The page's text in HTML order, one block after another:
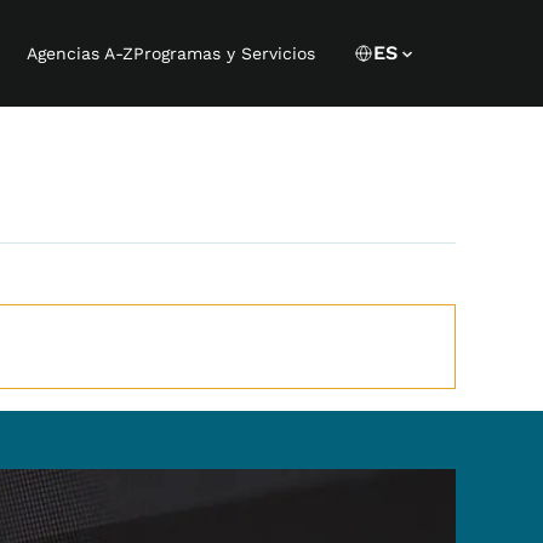
Agencias A-ZProgramas y ServiciosLanguage
CURRENT
ES